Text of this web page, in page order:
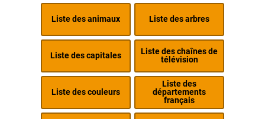
Liste des animaux Liste des arbres
Liste des capitales
Liste des chaînes de
télévision
Liste des couleurs
Liste des
départements
français